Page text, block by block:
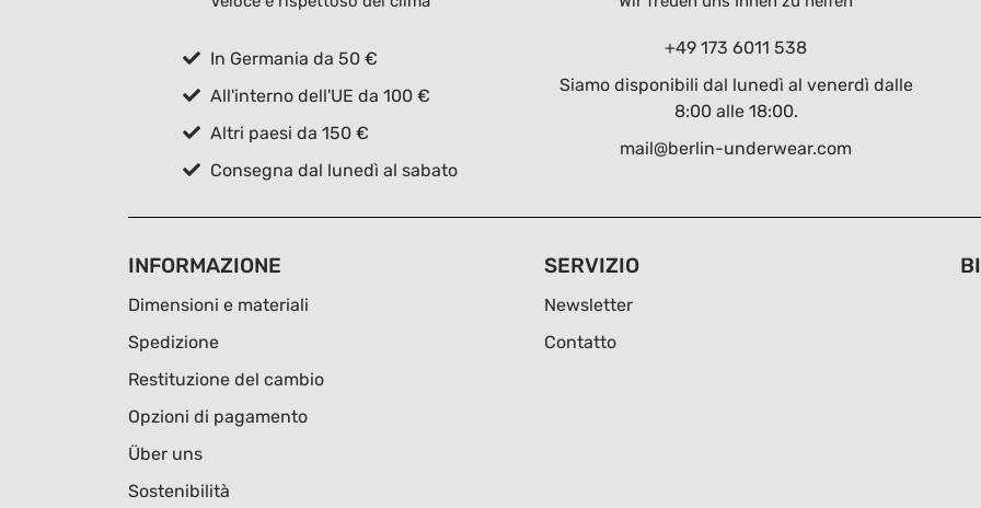
In Germania da 50 €
All'interno dell'UE da 100 €
Altri paesi da 150 €
Consegna dal lunedì al sabato
+49 173 6011 538
Siamo disponibili dal lunedì al venerdì dalle
8:00 alle 18:00.
mail@berlin-underwear.com
INFORMAZIONE
Dimensioni e materiali
Spedizione
Restituzione del cambio
Opzioni di pagamento
Über uns
Sostenibilità
SERVIZIO
Newsletter
Contatto